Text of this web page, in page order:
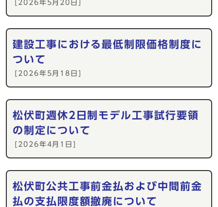
[2026年5月20日]
建設工事における最低制限価格制度に
ついて
[2026年5月18日]
松伏町週休2日制モデル工事試行要領
の制定について
[2026年4月1日]
松伏町公共工事前金払および中間前金
払の支払限度額撤廃について